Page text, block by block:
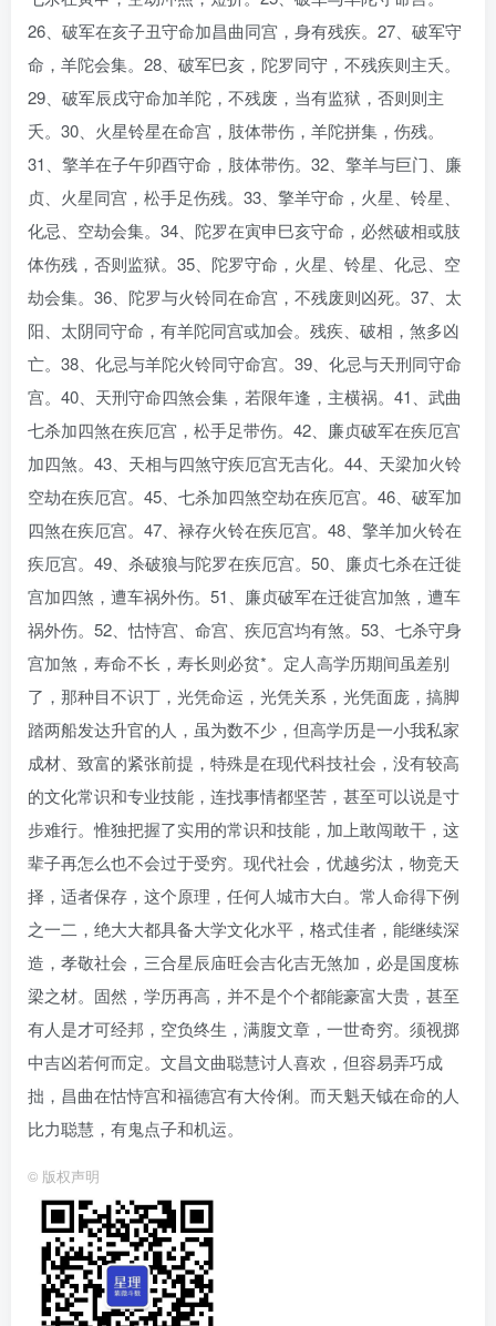
26、破军在亥子丑守命加昌曲同宫，身有残疾。27、破军守
命，羊陀会集。28、破军巳亥，陀罗同守，不残疾则主夭。
29、破军辰戌守命加羊陀，不残废，当有监狱，否则则主
夭。30、火星铃星在命宫，肢体带伤，羊陀拼集，伤残。
31、擎羊在子午卯酉守命，肢体带伤。32、擎羊与巨门、廉
贞、火星同宫，松手足伤残。33、擎羊守命，火星、铃星、
化忌、空劫会集。34、陀罗在寅申巳亥守命，必然破相或肢
体伤残，否则监狱。35、陀罗守命，火星、铃星、化忌、空
劫会集。36、陀罗与火铃同在命宫，不残废则凶死。37、太
阳、太阴同守命，有羊陀同宫或加会。残疾、破相，煞多凶
亡。38、化忌与羊陀火铃同守命宫。39、化忌与天刑同守命
宫。40、天刑守命四煞会集，若限年逢，主横祸。41、武曲
七杀加四煞在疾厄宫，松手足带伤。42、廉贞破军在疾厄宫
加四煞。43、天相与四煞守疾厄宫无吉化。44、天梁加火铃
空劫在疾厄宫。45、七杀加四煞空劫在疾厄宫。46、破军加
四煞在疾厄宫。47、禄存火铃在疾厄宫。48、擎羊加火铃在
疾厄宫。49、杀破狼与陀罗在疾厄宫。50、廉贞七杀在迁徙
宫加四煞，遭车祸外伤。51、廉贞破军在迁徙宫加煞，遭车
祸外伤。52、怙恃宫、命宫、疾厄宫均有煞。53、七杀守身
宫加煞，寿命不长，寿长则必贫*。定人高学历期间虽差别
了，那种目不识丁，光凭命运，光凭关系，光凭面庞，搞脚
踏两船发达升官的人，虽为数不少，但高学历是一小我私家
成材、致富的紧张前提，特殊是在现代科技社会，没有较高
的文化常识和专业技能，连找事情都坚苦，甚至可以说是寸
步难行。惟独把握了实用的常识和技能，加上敢闯敢干，这
辈子再怎么也不会过于受穷。现代社会，优越劣汰，物竞天
择，适者保存，这个原理，任何人城市大白。常人命得下例
之一二，绝大大都具备大学文化水平，格式佳者，能继续深
造，孝敬社会，三合星辰庙旺会吉化吉无煞加，必是国度栋
梁之材。固然，学历再高，并不是个个都能豪富大贵，甚至
有人是才可经邦，空负终生，满腹文章，一世奇穷。须视掷
中吉凶若何而定。文昌文曲聪慧讨人喜欢，但容易弄巧成
拙，昌曲在怙恃宫和福德宫有大伶俐。而天魁天钺在命的人
比力聪慧，有鬼点子和机运。
© 版权声明